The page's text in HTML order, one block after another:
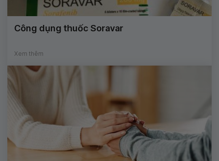
Công dụng thuốc Soravar
Xem thêm